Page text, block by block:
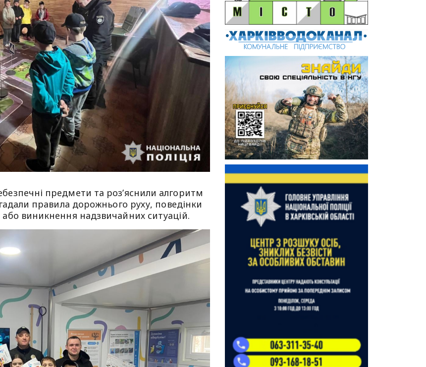
предмети та роз’яснили алгоритм
правила дорожнього руху, поведінки
виникнення надзвичайних ситуацій.